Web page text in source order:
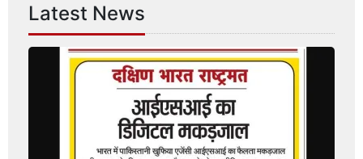
Latest News